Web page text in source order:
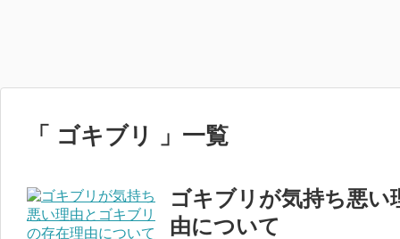
「 ゴキブリ 」一覧
ゴキブリが気持ち悪
由について